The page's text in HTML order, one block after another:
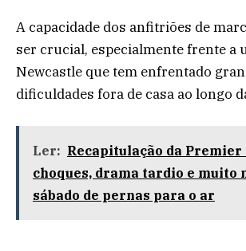
A capacidade dos anfitriões de
ser crucial, especialmente frente a
Newcastle que tem enfrentado
dificuldades fora de casa ao longo
Ler: Recapitulação da Premier
choques, drama tardio e muito
sábado de pernas para o ar